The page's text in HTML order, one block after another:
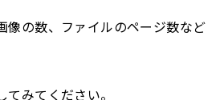
像の数、ファイルのページ数など
みてください。